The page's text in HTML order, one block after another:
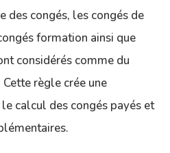
des congés, les congés de
formation ainsi que
considérés comme du
règle crée une
calcul des congés payés et